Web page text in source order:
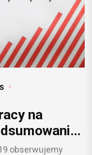
na
obserwujemy